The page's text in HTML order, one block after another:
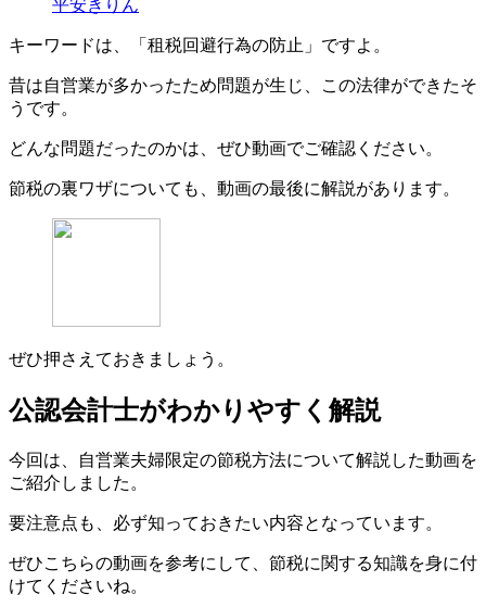
平安きりん
キーワードは、「租税回避行為の防止」ですよ。
昔は自営業が多かったため問題が生じ、この法律ができたそ
うです。
どんな問題だったのかは、ぜひ動画でご確認ください。
節税の裏ワザについても、動画の最後に解説があります。
ぜひ押さえておきましょう。
公認会計士がわかりやすく解説
今回は、自営業夫婦限定の節税方法について解説した動画を
ご紹介しました。
要注意点も、必ず知っておきたい内容となっています。
ぜひこちらの動画を参考にして、節税に関する知識を身に付
けてくださいね。